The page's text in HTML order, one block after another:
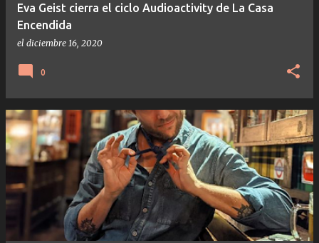
Eva Geist cierra el ciclo Audioactivity de La Casa
Encendida
el diciembre 16, 2020
0